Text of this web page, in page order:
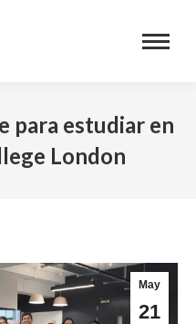
para estudiar en
London
May
21